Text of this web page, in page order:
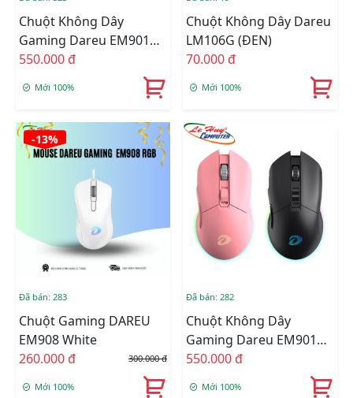
Chuột Không Dây
Gaming Dareu EM901
RGB Trắng
550.000 đ
Mới 100%
Chuột Không Dây Dareu
LM106G (ĐEN)
70.000 đ
Mới 100%
-13%
Đã bán: 283
Chuột Gaming DAREU
EM908 White
260.000 đ
300.000 đ
Mới 100%
Đã bán: 282
Chuột Không Dây
Gaming Dareu EM901
RGB (Đen/Hồng)
550.000 đ
Mới 100%